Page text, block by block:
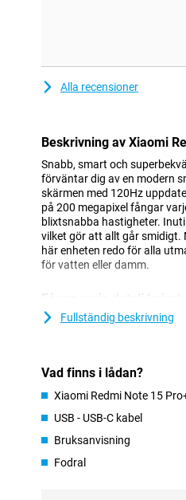
Alla recensioner
Beskrivning av Xiaomi
Snabb, smart och
förväntar dig av en modern
skärmen med 120Hz
på 200 megapixel fångar
blixtsnabba hastigheter.
vilket gör att allt går smidigt.
här enheten redo för alla
för vatten eller damm.
Xiaomi Redmi Note 15 Pro+
jämna bilder och ljusa
automatiskt kan känna igen
Batteri som enkelt räcker
Med den enorma
bli tom. Redmi Note 15
spelar mycket, streamar
Fullständig beskrivning
Vad finns i lådan?
Xiaomi Redmi Note 15
USB - USB-C kabel
Bruksanvisning
Fodral